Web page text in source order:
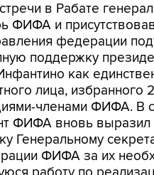
в Рабате
ФИФА и
федерации
поддержку
как
лица, избранного
членами ФИФА. В
ФИФА вновь
Генеральному
ФИФА за их